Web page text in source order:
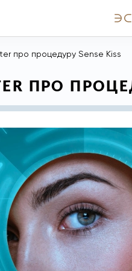
про процедуру Sense Kiss
ПРО